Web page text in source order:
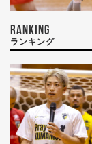
RANKING
ランキング